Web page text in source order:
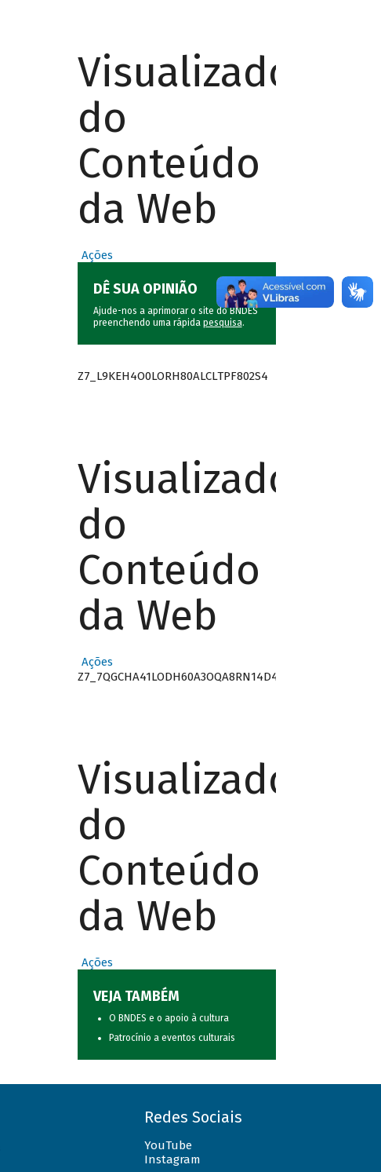
Visualizador
do
Conteúdo
da Web
Ações
DÊ SUA OPINIÃO
Ajude-nos a aprimorar o site do BNDES
preenchendo uma rápida pesquisa.
Z7_L9KEH4O0LORH80ALCLTPF802S4
Visualizador
do
Conteúdo
da Web
Ações
Z7_7QGCHA41LODH60A3OQA8RN14D4
Visualizador
do
Conteúdo
da Web
Ações
VEJA TAMBÉM
O BNDES e o apoio à cultura
Patrocínio a eventos culturais
Redes Sociais
YouTube
Instagram